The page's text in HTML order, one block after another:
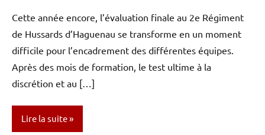
Cette année encore, l’évaluation finale au 2e Régiment
de Hussards d’Haguenau se transforme en un moment
difficile pour l’encadrement des différentes équipes.
Après des mois de formation, le test ultime à la
discrétion et au […]
Lire la suite